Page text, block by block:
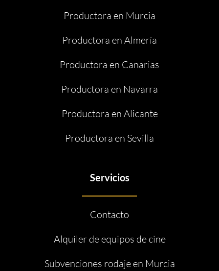
Productora en Murcia
Productora en Almería
Productora en Canarias
Productora en Navarra
Productora en Alicante
Productora en Sevilla
Servicios
Contacto
Alquiler de equipos de cine
Subvenciones rodaje en Murcia